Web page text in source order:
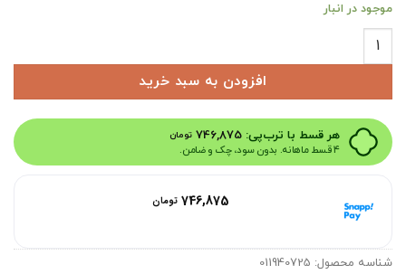
موجود در انبار
بی بی کرم اکتی پور نوروا Noreva حجم 30 میلی لیتر عدد
افزودن به سبد خرید
هر قسط با ترب‌پی: 746,875 تومان
۴ قسط ماهانه. بدون سود، چک و ضامن.
746,875 تومان
شناسه محصول: 011940725